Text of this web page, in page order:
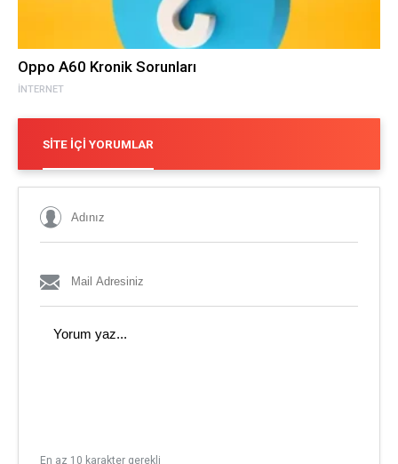
İNTERNET
Oppo A60 Kronik Sorunları
SITE İÇI YORUMLAR
En az 10 karakter gerekli